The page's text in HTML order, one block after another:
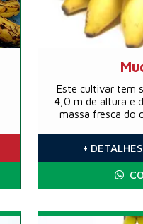
Este cultivar tem
4,0 m de altura e
massa fresca do
+ DETALHES